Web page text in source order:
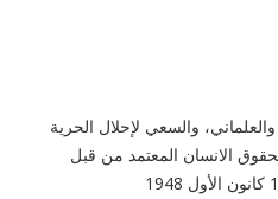
والسعي لإحلال الحرية
الانسان المعتمد من قبل
الجمعية العامة للأمم المتحدة في 10 كانون الأول 1948